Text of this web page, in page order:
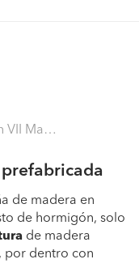
Cauquenes)
prefabricada
de madera en
de hormigón, solo
de madera
por dentro con